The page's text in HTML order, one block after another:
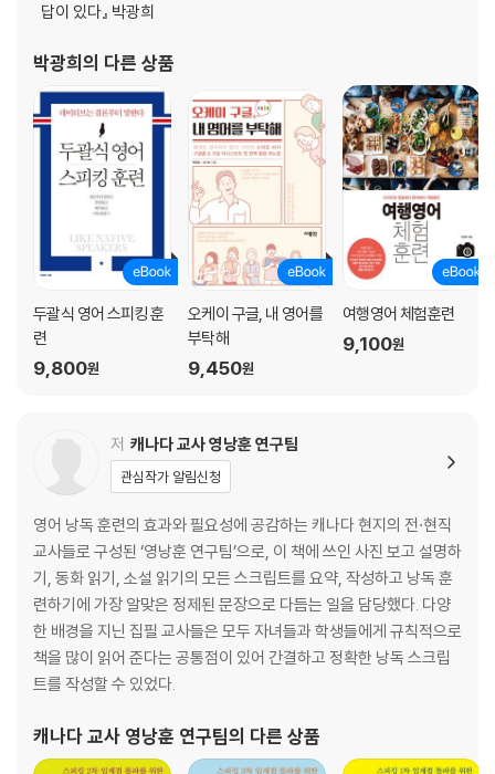
Day 39+40 Just Google It 그냥 구글 검색을 해봐
Chapter 02 Tale Telling 동화 읽기
Day 41+42 The Horse and the Ass 말과 당나귀
Day 43+44 The Ugly Duckling 미운 오리 새끼
Day 45+46 The Tree and the Reed 떡갈나무와 갈대
Day 47+48 The Lion's Share 사자의 몫
Day 49+50 The Fox and the Grapes 여우와 포도
Day 51+52 The Shepherd's Boy 양치기 소년
Day 53+54 Goldilocks and the Three Bears 골디락스와 곰 세 마
Day 55+56 The Goose with the Golden Eggs 황금 알을 낳는 거위
Day 57+58 The Belly and the Members 위와 신체의 다른 기관들
Day 59+60 Sleeping Beauty 잠자는 미녀
Day 63+64 Snow White and the Seven Dwarfs 백설 공주와 일곱
Day 65+66 The Adventures of Pinocchio 피노키오의 모험
Day 67+68 Cinderella 신데렐라
Day 69+70 Hansel and Gretel 헨젤과 그레텔
Chapter 03 Novel Telling 소설 읽기
Day 71+72 Anne of Green Gables 빨강머리 앤
Day 73+74 Moby Dick 모비 딕
Day 77+78 Dr. Jekyll and Mr. Hyde 지킬 박사와 하이드
Day 79+80 Gone with the Wind 바람과 함께 사라지다
답이 있다』 박광희
박광희의 다른 상품
두괄식 영어 스피킹 훈
련
9,800원
오케이 구글, 내 영어를
부탁해
9,450원
여행영어 체험훈련
9,100원
저 캐나다 교사 영낭훈 연구팀
관심작가 알림신청
영어 낭독 훈련의 효과와 필요성에 공감하는 캐나다 현지의 전·현직
교사들로 구성된 ‘영낭훈 연구팀’으로, 이 책에 쓰인 사진 보고 설명하
기, 동화 읽기, 소설 읽기의 모든 스크립트를 요약, 작성하고 낭독 훈
련하기에 가장 알맞은 정제된 문장으로 다듬는 일을 담당했다. 다양
한 배경을 지닌 집필 교사들은 모두 자녀들과 학생들에게 규칙적으로
책을 많이 읽어 준다는 공통점이 있어 간결하고 정확한 낭독 스크립
트를 작성할 수 있었다.
캐나다 교사 영낭훈 연구팀의 다른 상품